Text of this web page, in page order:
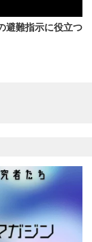
避難指示に役立つ